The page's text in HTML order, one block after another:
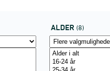
ALDER (8)